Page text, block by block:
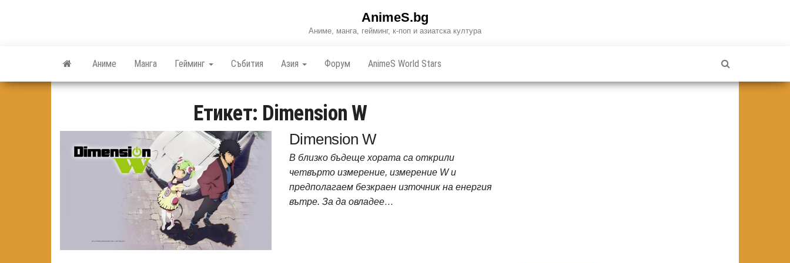
AnimeS.bg
Аниме, манга, гейминг, к-поп и азиатска култура
Аниме Манга Гейминг Събития Азия Форум AnimeS World Stars
Етикет: Dimension W
Dimension W
В близко бъдеще хората са открили
четвърто измерение, измерение W и
предполагаем безкраен източник на енергия
вътре. За да овладее…